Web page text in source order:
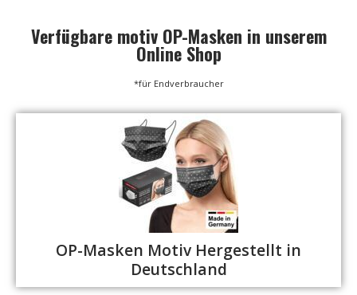
Verfügbare motiv OP-Masken in unserem
Online Shop
*für Endverbraucher
OP-Masken Motiv Hergestellt in
Deutschland